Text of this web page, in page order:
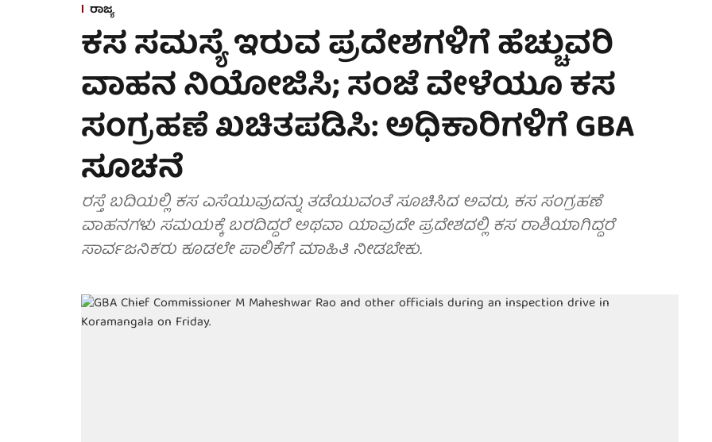
ರಾಜ್ಯ
ಕಸ ಸಮಸ್ಯೆ ಇರುವ ಪ್ರದೇಶಗಳಿಗೆ ಹೆಚ್ಚುವರಿ
ವಾಹನ ನಿಯೋಜಿಸಿ; ಸಂಜೆ ವೇಳೆಯೂ ಕಸ
ಸಂಗ್ರಹಣೆ ಖಚಿತಪಡಿಸಿ: ಅಧಿಕಾರಿಗಳಿಗೆ GBA
ಸೂಚನೆ
ರಸ್ತೆ ಬದಿಯಲ್ಲಿ ಕಸ ಎಸೆಯುವುದನ್ನು ತಡೆಯುವಂತೆ ಸೂಚಿಸಿದ ಅವರು, ಕಸ ಸಂಗ್ರಹಣೆ
ವಾಹನಗಳು ಸಮಯಕ್ಕೆ ಬರದಿದ್ದರೆ ಅಥವಾ ಯಾವುದೇ ಪ್ರದೇಶದಲ್ಲಿ ಕಸ ರಾಶಿಯಾಗಿದ್ದರೆ
ಸಾರ್ವಜನಿಕರು ಕೂಡಲೇ ಪಾಲಿಕೆಗೆ ಮಾಹಿತಿ ನೀಡಬೇಕು.